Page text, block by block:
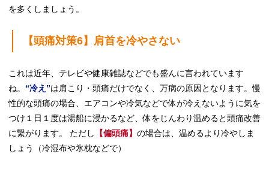
を多くしましょう。
【頭痛対策6】肩首を冷やさない
これは近年、テレビや健康雑誌などでも盛んに言われています
ね。 “冷え”は肩こり・頭痛だけでなく、万病の原因となります。慢
性的な頭痛の場合、エアコンや冷気などで体が冷えないように気を
つけ１日１度は湯船に浸かるなど、体をじんわり温めると頭痛改善
に繋がります。 ただし
【偏頭痛】 の場合は、温めるより冷やしま
しょう（冷湿布や氷枕などで）